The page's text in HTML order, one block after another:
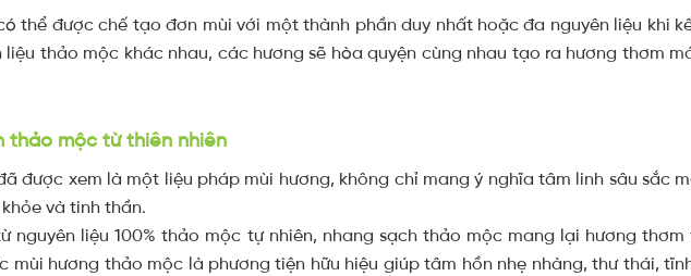
thể được chế tạo đơn mùi với một thành phần duy nhất hoặc đa nguyên liệu khi
liệu thảo mộc khác nhau, các hương sẽ hòa quyện cùng nhau tạo ra hương thơm
thảo mộc từ thiên nhiên
được xem là một liệu pháp mùi hương, không chỉ mang ý nghĩa tâm linh sâu sắc
và tinh thần.
nguyên liệu 100% thảo mộc tự nhiên, nhang sạch thảo mộc mang lại hương thơm
mùi hương thảo mộc là phương tiện hữu hiệu giúp tâm hồn nhẹ nhàng, thư thái,